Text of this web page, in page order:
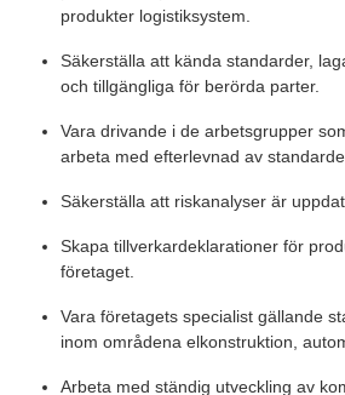
produkter logistiksystem.
Säkerställa att kända standarder,
och tillgängliga för berörda parter.
Vara drivande i de arbetsgrupper
arbeta med efterlevnad av
Säkerställa att riskanalyser är
Skapa tillverkardeklarationer för
företaget.
Vara företagets specialist gällande
inom områdena elkonstruktion,
Arbeta med ständig utveckling av